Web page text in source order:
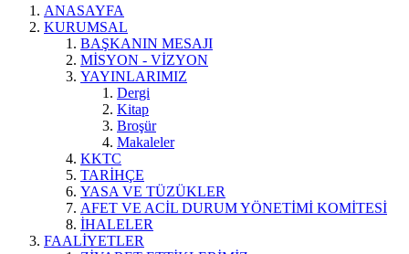
ANASAYFA
KURUMSAL
BAŞKANIN MESAJI
MİSYON - VİZYON
YAYINLARIMIZ
Dergi
Kitap
Broşür
Makaleler
KKTC
TARİHÇE
YASA VE TÜZÜKLER
AFET VE ACİL DURUM YÖNETİMİ KOMİTESİ
İHALELER
FAALİYETLER